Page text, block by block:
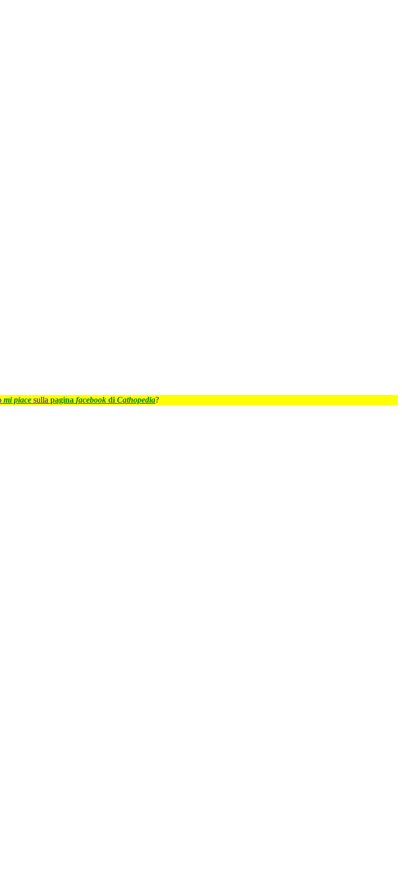
mi piace sulla pagina facebook di Cathopedia?